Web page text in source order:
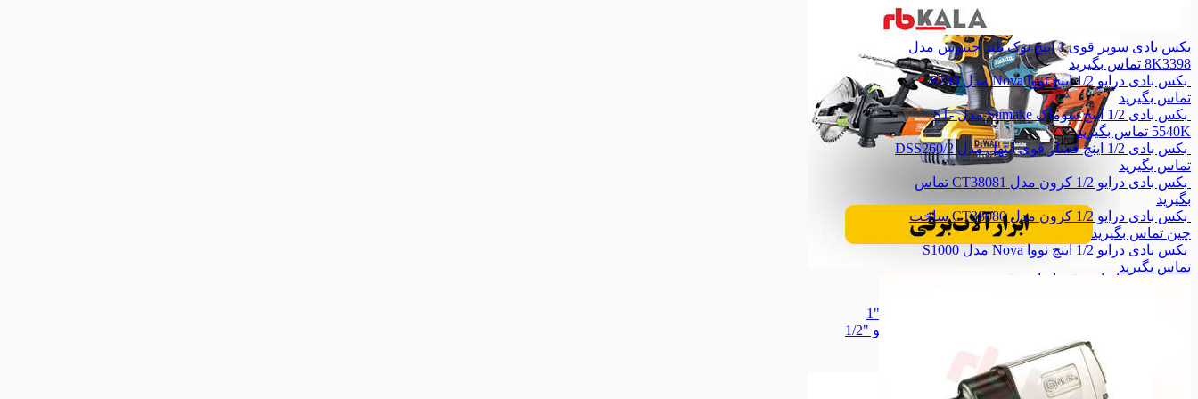
ابزار برقی
ابزار برقی
بکس بادی درایو "1
بکس بادی درایو "1/2
جغجغه بادی
جغجغه بادی
همه دسته بندی های ابزار بادی
بکس بادی سوپر قوی 1 اینچ نوک بلند جنیوس مدل
8K3398 تماس بگیرید
بکس بادی درایو 1/2 اینچ نووا Nova مدل S700
تماس بگیرید
بکس بادی 1/2 اینچ سوماک Sumake مدل ST-
5540K تماس بگیرید
بکس بادی 1/2 اینچ فشار قوی آینهل مدل DSS260/2
تماس بگیرید
بکس بادی درایو 1/2 کرون مدل CT38081
تماس
بگیرید
بکس بادی درایو 1/2 کرون مدل CT38080 ساخت
چین تماس بگیرید
بکس بادی درایو 1/2 اینچ نووا Nova مدل S1000
تماس بگیرید